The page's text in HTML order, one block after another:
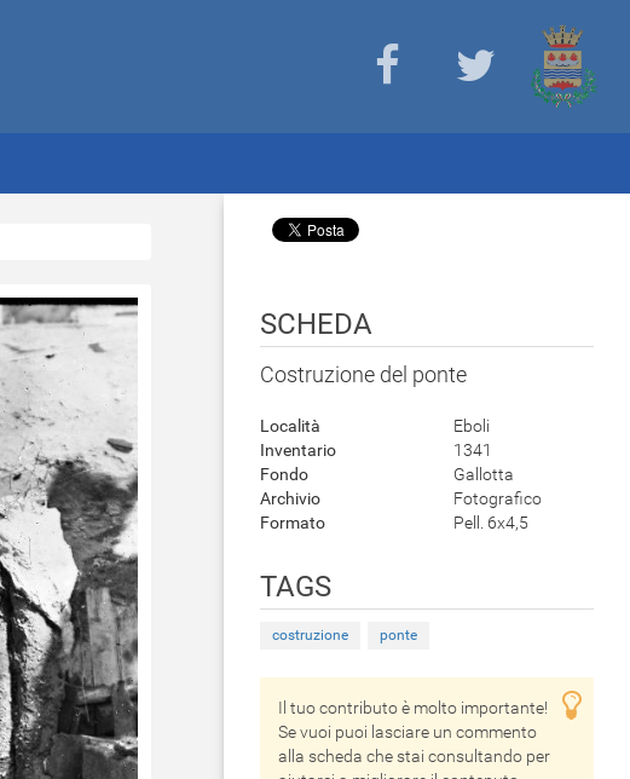
SCHEDA
Costruzione del ponte
Località
Eboli
Inventario
1341
Fondo
Gallotta
Archivio
Fotografico
Formato
Pell. 6x4,5
TAGS
costruzione ponte
Il tuo contributo è molto importante!
Se vuoi puoi lasciare un commento
alla scheda che stai consultando per